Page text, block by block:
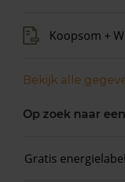
Koopsom +
Bekijk alle
Op zoek naar
Gratis